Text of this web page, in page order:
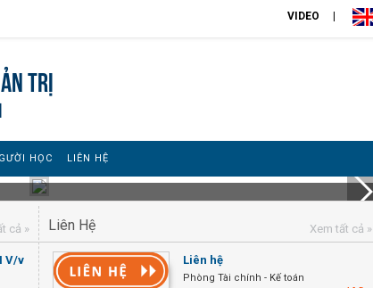
VIDEO
trị
HỌC LIÊN HỆ
cả »
V/v
Liên Hệ Xem tất cả »
Liên hệ
Phòng Tài chính - Kế toán